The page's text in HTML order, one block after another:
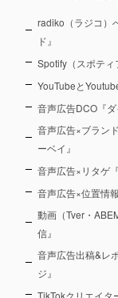
radiko（ラジコ）
ド』
Spotify（スポティ
YouTubeと
音声広告DCO『ダ
音声広告×ブラン
ーベイ』
音声広告×リタゲ
音声広告×位置情
動画（Tver・
信』
音声広告出稿&レ
ジ』
TikTokクリエイタ